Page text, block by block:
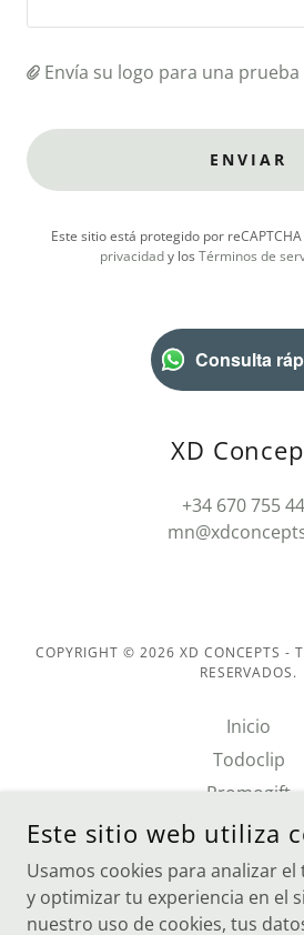
Envía su logo para una prueba
ENVIAR
Este sitio está protegido por
privacidady los Términos de
Consulta
XD
+34 670 755
COPYRIGHT © 2026 XD CONCEPTS -
RESERVADOS.
Inicio
Todoclip
Promogift
Prodir pens
Cloudpen
Política de
Este sitio web utiliza
Usamos cookies para analizar
y optimizar tu experiencia en el
nuestro uso de cookies, tus